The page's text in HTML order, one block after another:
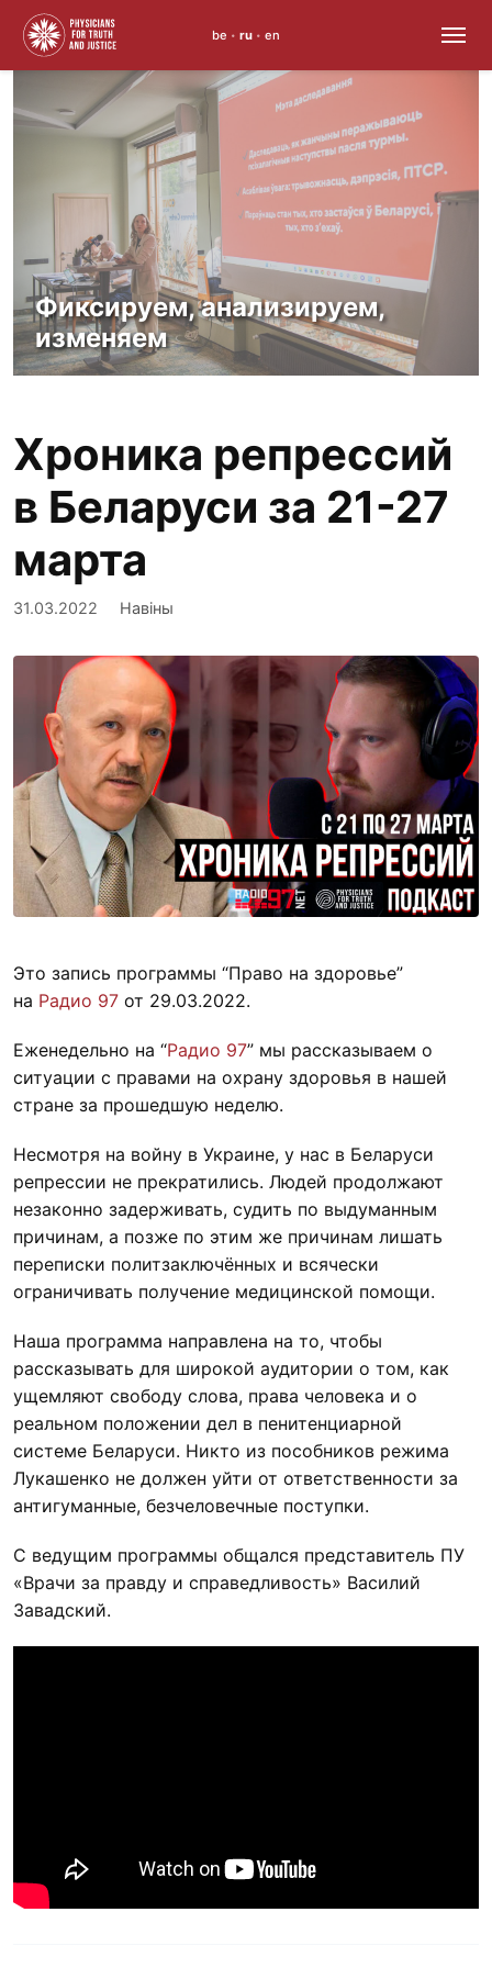
to
content
be • ru • en
Фиксируем, анализируем,
изменяем
Хроника репрессий
в Беларуси за 21-27
марта
31.03.2022 Навіны
Это запись программы “Право на здоровье”
на Радио 97 от 29.03.2022.
Еженедельно на “Радио 97” мы рассказываем о
ситуации с правами на охрану здоровья в нашей
стране за прошедшую неделю.
Несмотря на войну в Украине, у нас в Беларуси
репрессии не прекратились. Людей продолжают
незаконно задерживать, судить по выдуманным
причинам, а позже по этим же причинам лишать
переписки политзаключённых и всячески
ограничивать получение медицинской помощи.
Наша программа направлена на то, чтобы
рассказывать для широкой аудитории о том, как
ущемляют свободу слова, права человека и о
реальном положении дел в пенитенциарной
системе Беларуси. Никто из пособников режима
Лукашенко не должен уйти от ответственности за
антигуманные, безчеловечные поступки.
С ведущим программы общался представитель ПУ
«Врачи за правду и справедливость» Василий
Завадский.